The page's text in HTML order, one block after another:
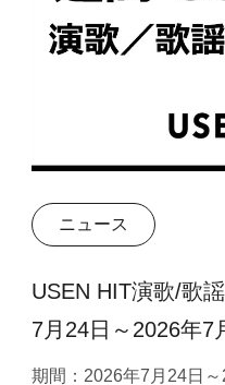
ニュース
USEN HIT演歌/歌
7月24日～2026年7
期間：2026年7月24日